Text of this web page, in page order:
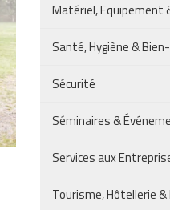
Matériel, Equipement
Santé, Hygiène &
Sécurité
Séminaires &
Services aux
Tourisme, Hôtellerie